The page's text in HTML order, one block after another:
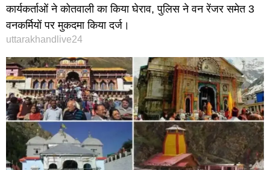
कार्यकर्ताओं ने कोतवाली का किया घेराव, पुलिस ने वन रेंजर समेत 3
वनकर्मियों पर मुकदमा किया दर्ज।
uttarakhandlive24